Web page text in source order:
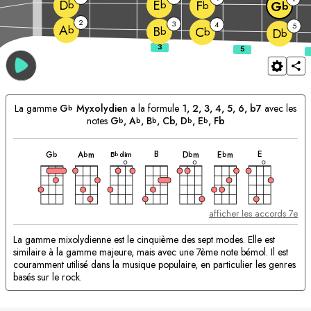
Ab 2
Bb 3 Cb 4
Db 5
Db Eb Fb Gb
La gamme Gb Myxolydien a la formule 1, 2, 3, 4, 5, 6, b7avec les
notes Gb, Ab, Bb, Cb, Db, Eb, Fb
correspondants:
Gb
accord
Abm
accord
Bbdim
accord
B
accord
Dbm
accord
Ebm
accord
E
accord
afficher les accords 7e
La gamme mixolydienne est le cinquième des sept modes. Elle est
similaire à la gamme majeure, mais avec une 7ème note bémol. Il est
couramment utilisé dans la musique populaire, en particulier les genres
basés sur le rock.